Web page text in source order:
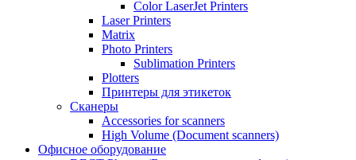
Color LaserJet Printers
Laser Printers
Matrix
Photo Printers
Sublimation Printers
Plotters
Принтеры для этикеток
Сканеры
Accessories for scanners
High Volume (Document scanners)
Офисное оборудование